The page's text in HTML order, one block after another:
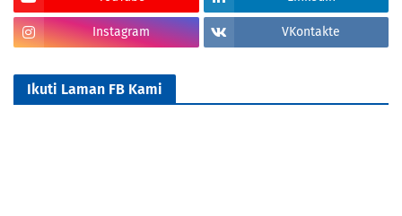
Instagram VKontakte
Ikuti Laman FB Kami